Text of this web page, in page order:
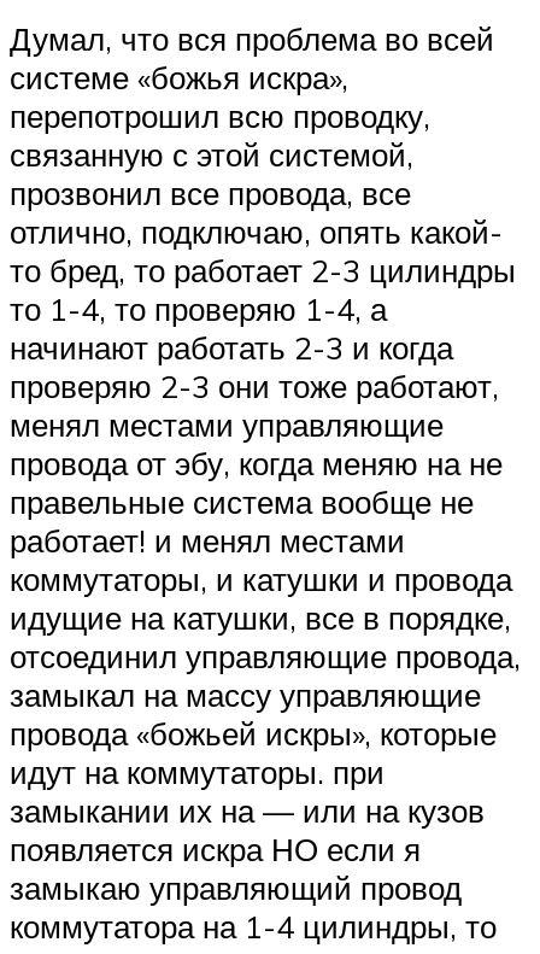
Думал, что вся проблема во всей
системе «божья искра»,
перепотрошил всю проводку,
связанную с этой системой,
прозвонил все провода, все
отлично, подключаю, опять какой-
то бред, то работает 2-3 цилиндры
то 1-4, то проверяю 1-4, а
начинают работать 2-3 и когда
проверяю 2-3 они тоже работают,
менял местами управляющие
провода от эбу, когда меняю на не
правельные система вообще не
работает! и менял местами
коммутаторы, и катушки и провода
идущие на катушки, все в порядке,
отсоединил управляющие провода,
замыкал на массу управляющие
провода «божьей искры», которые
идут на коммутаторы. при
замыкании их на — или на кузов
появляется искра НО если я
замыкаю управляющий провод
коммутатора на 1-4 цилиндры, то